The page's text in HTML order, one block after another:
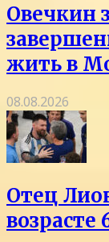
Овечкин
жить в
08.08.2026
Отец